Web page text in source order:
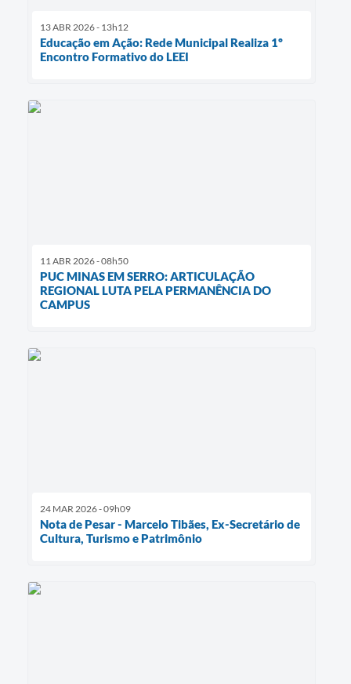
13 ABR 2026 - 13h12
Educação em Ação: Rede Municipal Realiza 1º
Encontro Formativo do LEEI
11 ABR 2026 - 08h50
​PUC MINAS EM SERRO: ARTICULAÇÃO
REGIONAL LUTA PELA PERMANÊNCIA DO
CAMPUS
24 MAR 2026 - 09h09
Nota de Pesar - Marcelo Tibães, Ex-Secretário de
Cultura, Turismo e Patrimônio